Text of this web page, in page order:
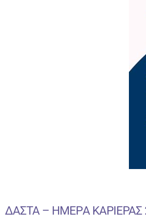
ΔΑΣΤΑ – ΗΜΕΡA ΚΑΡΙΕΡΑΣ